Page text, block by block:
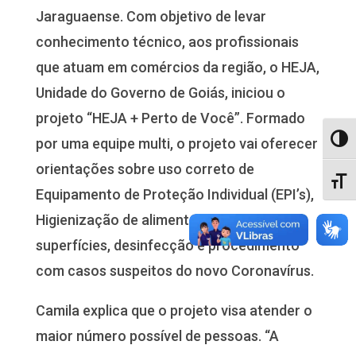
Jaraguaense. Com objetivo de levar
conhecimento técnico, aos profissionais
que atuam em comércios da região, o HEJA,
Unidade do Governo de Goiás, iniciou o
projeto “HEJA + Perto de Você”. Formado
por uma equipe multi, o projeto vai oferecer
orientações sobre uso correto de
Equipamento de Proteção Individual (EPI’s),
Higienização de alimentos, ambientes e
superfícies, desinfecção e procedimento
com casos suspeitos do novo Coronavírus.
Camila explica que o projeto visa atender o
maior número possível de pessoas. “A